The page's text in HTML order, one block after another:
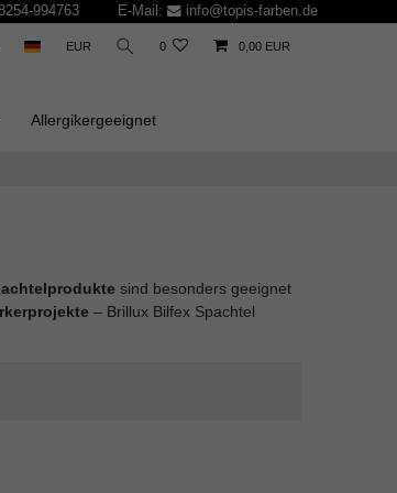
994763 E-Mail: info@topis-farben.de
EUR 0 0,00 EUR
Allergikergeeignet
sind besonders geeignet
– Brillux Bilfex Spachtel